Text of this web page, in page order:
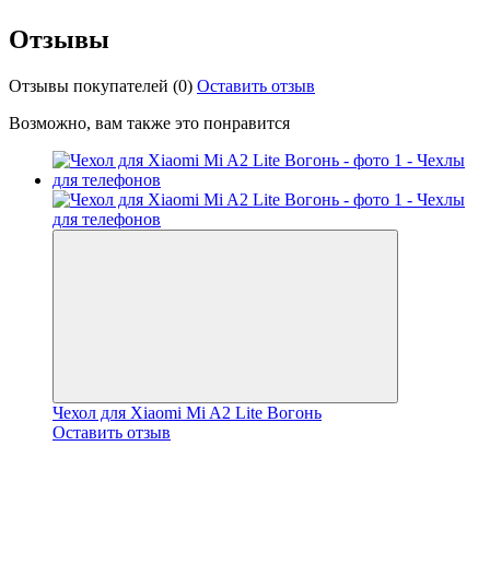
Отзывы
Отзывы покупателей (0) Оставить отзыв
Возможно, вам также это понравится
Чехол для Xiaomi Mi A2 Lite Вогонь
Оставить отзыв